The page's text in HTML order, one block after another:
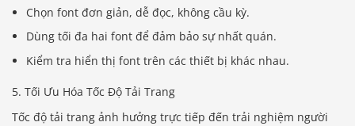
Chọn font đơn giản, dễ đọc, không cầu kỳ.
Dùng tối đa hai font để đảm bảo sự nhất quán.
Kiểm tra hiển thị font trên các thiết bị khác nhau.
5. Tối Ưu Hóa Tốc Độ Tải Trang
Tốc độ tải trang ảnh hưởng trực tiếp đến trải nghiệm người